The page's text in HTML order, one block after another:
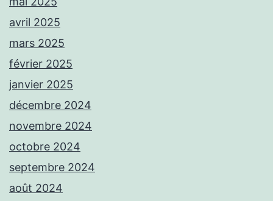
avril 2025
mars 2025
février 2025
janvier 2025
décembre 2024
novembre 2024
octobre 2024
septembre 2024
août 2024